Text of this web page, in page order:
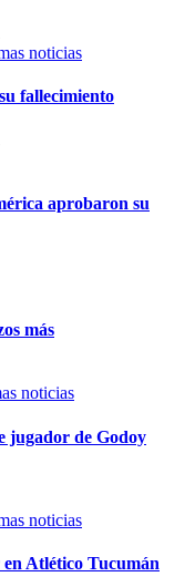
noticias
fallecimiento
aprobaron su
más
noticias
jugador de Godoy
noticias
Atlético Tucumán